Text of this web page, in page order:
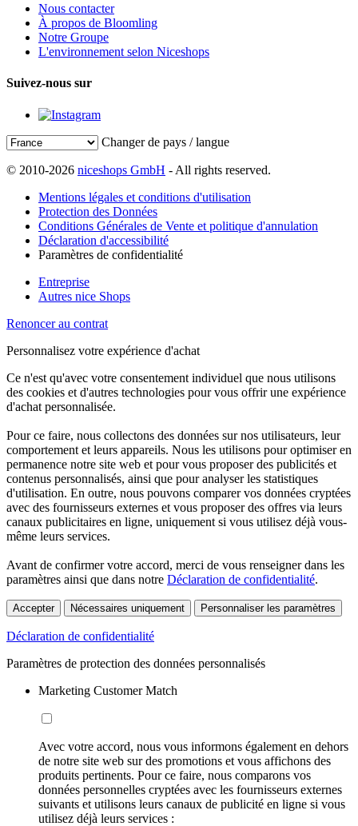
Nous contacter
À propos de Bloomling
Notre Groupe
L'environnement selon Niceshops
Suivez-nous sur
Changer de pays / langue
© 2010-2026 niceshops GmbH - All rights reserved.
Mentions légales et conditions d'utilisation
Protection des Données
Conditions Générales de Vente et politique d'annulation
Déclaration d'accessibilité
Paramètres de confidentialité
Entreprise
Autres nice Shops
Renoncer au contrat
Personnalisez votre expérience d'achat
Ce n'est qu'avec votre consentement individuel que nous utilisons
des cookies et d'autres technologies pour vous offrir une expérience
d'achat personnalisée.
Pour ce faire, nous collectons des données sur nos utilisateurs, leur
comportement et leurs appareils. Nous les utilisons pour optimiser en
permanence notre site web et pour vous proposer des publicités et
contenus personnalisés, ainsi que pour analyser les statistiques
d'utilisation. En outre, nous pouvons comparer vos données cryptées
avec des fournisseurs externes et vous proposer des offres via leurs
canaux publicitaires en ligne, uniquement si vous utilisez déjà vous-
même leurs services.
Avant de confirmer votre accord, merci de vous renseigner dans les
paramètres ainsi que dans notre Déclaration de confidentialité.
Accepter Nécessaires uniquement Personnaliser les paramètres
Déclaration de confidentialité
Paramètres de protection des données personnalisés
Marketing Customer Match
Avec votre accord, nous vous informons également en dehors
de notre site web sur des promotions et vous affichons des
produits pertinents. Pour ce faire, nous comparons vos
données personnelles cryptées avec les fournisseurs externes
suivants et utilisons leurs canaux de publicité en ligne si vous
utilisez déjà leurs services :